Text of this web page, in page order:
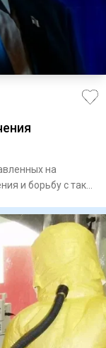
на
и борьбу с так